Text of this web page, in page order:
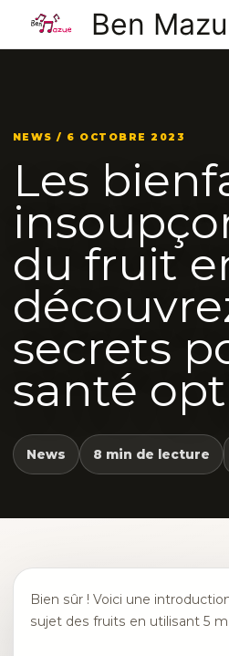
contenu
Ben
NEWS / 6 OCTOBRE 2023
Les
du fruit
secrets
santé
News 8 min de lecture
Bien sûr ! Voici une
sujet des fruits en utilisant 5